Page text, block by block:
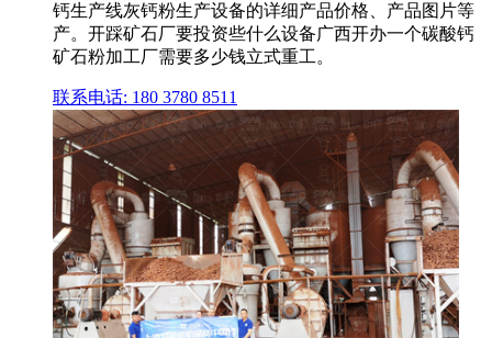
钙生产线灰钙粉生产设备的详细产品价格、产品图片等
产。开踩矿石厂要投资些什么设备广西开办一个碳酸钙
矿石粉加工厂需要多少钱立式重工。
联系电话: 180 3780 8511